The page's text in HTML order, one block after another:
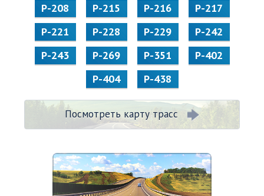
Р-208
Р-215 Р-216
Р-217
Р-221
Р-228 Р-229
Р-242
Р-243
Р-269 Р-351
Р-402
Р-404
Р-438
Посмотреть карту трасс